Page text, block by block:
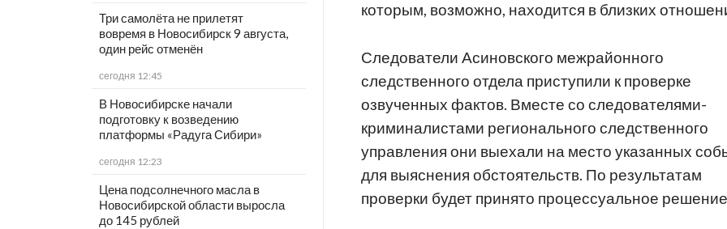
Три самолёта не прилетят
вовремя в Новосибирск 9 августа,
один рейс отменён
сегодня 12:45
В Новосибирске начали
подготовку к возведению
платформы «Радуга Сибири»
сегодня 12:23
Цена подсолнечного масла в
Новосибирской области выросла
до 145 рублей
которым, возможно, находится в близких
Следователи Асиновского межрайонного
следственного отдела приступили к проверке
озвученных фактов. Вместе со следователями-
криминалистами регионального следственного
управления они выехали на место указанных
для выяснения обстоятельств. По результатам
проверки будет принято процессуальное